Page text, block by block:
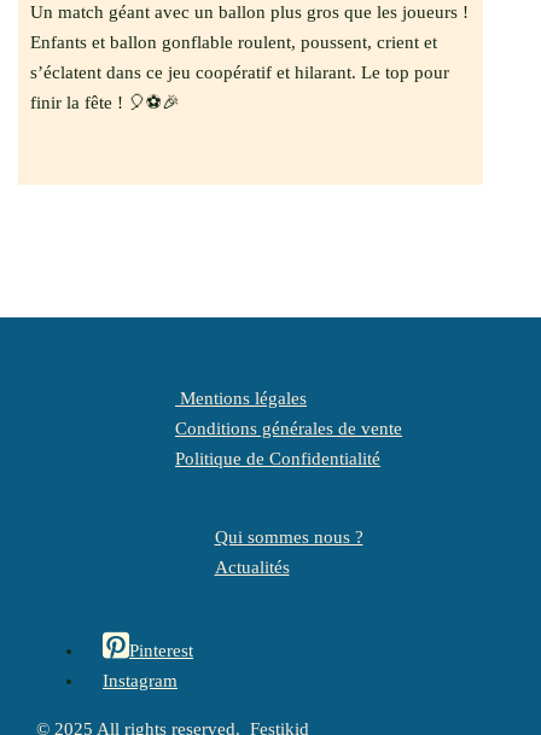
Un match géant avec un ballon plus gros que les joueurs !
Enfants et ballon gonflable roulent, poussent, crient et
s’éclatent dans ce jeu coopératif et hilarant. Le top pour
finir la fête ! 🎈⚽🎉
Pinterest
Instagram
© 2025 All rights reserved. Festikid
Qui sommes nous ?
Actualités
Mentions légales
Conditions générales de vente
Politique de Confidentialité